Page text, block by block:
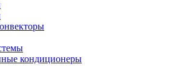
кондиционеры